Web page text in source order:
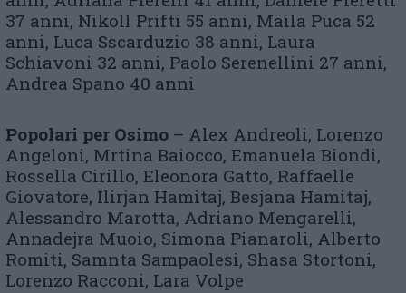
37 anni, Nikoll Prifti 55 anni, Maila Puca 52
anni, Luca Sscarduzio 38 anni, Laura
Schiavoni 32 anni, Paolo Serenellini 27 anni,
Andrea Spano 40 anni
Popolari per Osimo – Alex Andreoli, Lorenzo
Angeloni, Mrtina Baiocco, Emanuela Biondi,
Rossella Cirillo, Eleonora Gatto, Raffaelle
Giovatore, Ilirjan Hamitaj, Besjana Hamitaj,
Alessandro Marotta, Adriano Mengarelli,
Annadejra Muoio, Simona Pianaroli, Alberto
Romiti, Samnta Sampaolesi, Shasa Stortoni,
Lorenzo Racconi, Lara Volpe